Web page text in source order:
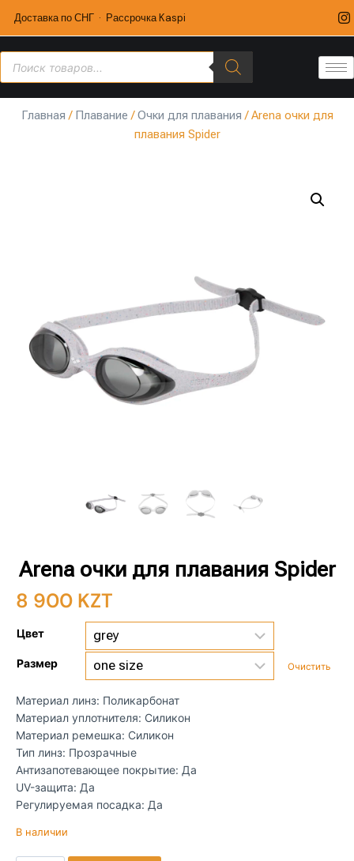
Доставка по СНГ · Рассрочка Kaspi
Главная / Плавание /Очки для плавания / Arena очки для
плавания Spider
Arena очки для плавания Spider
8 900 KZT
Цвет
Размер Очистить
Материал линз: Поликарбонат
Материал уплотнителя: Силикон
Материал ремешка: Силикон
Тип линз: Прозрачные
Антизапотевающее покрытие: Да
UV-защита: Да
Регулируемая посадка: Да
В наличии